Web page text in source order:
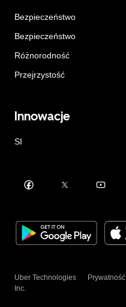
Bezpieczeństwo
Bezpieczeństwo
Różnorodność
Przejrzystość
Innowacje
SI
Uber Technologies
Inc.
Prywatność